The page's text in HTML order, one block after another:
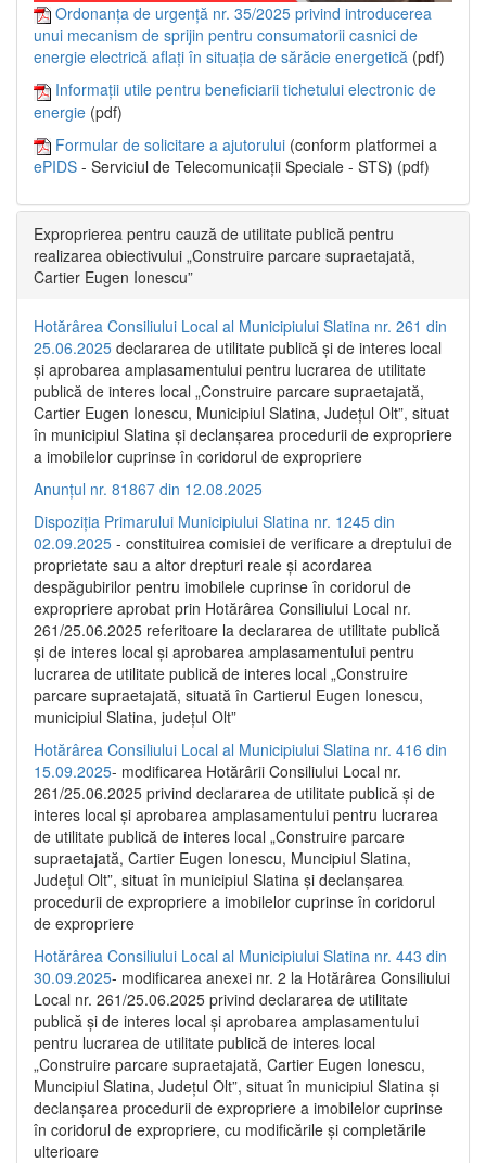
Ordonanța de urgență nr. 35/2025 privind introducerea
unui mecanism de sprijin pentru consumatorii casnici de
energie electrică aflați în situația de sărăcie energetică (pdf)
Informații utile pentru beneficiarii tichetului electronic de
energie (pdf)
Formular de solicitare a ajutorului (conform platformei a
ePIDS - Serviciul de Telecomunicații Speciale - STS) (pdf)
Exproprierea pentru cauză de utilitate publică pentru
realizarea obiectivului „Construire parcare supraetajată,
Cartier Eugen Ionescu”
Hotărârea Consiliului Local al Municipiului Slatina nr. 261 din
25.06.2025 declararea de utilitate publică și de interes local
și aprobarea amplasamentului pentru lucrarea de utilitate
publică de interes local „Construire parcare supraetajată,
Cartier Eugen Ionescu, Municipiul Slatina, Județul Olt”, situat
în municipiul Slatina și declanșarea procedurii de expropriere
a imobilelor cuprinse în coridorul de expropriere
Anunțul nr. 81867 din 12.08.2025
Dispoziția Primarului Municipiului Slatina nr. 1245 din
02.09.2025 - constituirea comisiei de verificare a dreptului de
proprietate sau a altor drepturi reale și acordarea
despăgubirilor pentru imobilele cuprinse în coridorul de
expropriere aprobat prin Hotărârea Consiliului Local nr.
261/25.06.2025 referitoare la declararea de utilitate publică
și de interes local și aprobarea amplasamentului pentru
lucrarea de utilitate publică de interes local „Construire
parcare supraetajată, situată în Cartierul Eugen Ionescu,
municipiul Slatina, județul Olt”
Hotărârea Consiliului Local al Municipiului Slatina nr. 416 din
15.09.2025- modificarea Hotărârii Consiliului Local nr.
261/25.06.2025 privind declararea de utilitate publică și de
interes local și aprobarea amplasamentului pentru lucrarea
de utilitate publică de interes local „Construire parcare
supraetajată, Cartier Eugen Ionescu, Muncipiul Slatina,
Județul Olt”, situat în municipiul Slatina și declanșarea
procedurii de expropriere a imobilelor cuprinse în coridorul
de expropriere
Hotărârea Consiliului Local al Municipiului Slatina nr. 443 din
30.09.2025- modificarea anexei nr. 2 la Hotărârea Consiliului
Local nr. 261/25.06.2025 privind declararea de utilitate
publică şi de interes local şi aprobarea amplasamentului
pentru lucrarea de utilitate publică de interes local
„Construire parcare supraetajată, Cartier Eugen Ionescu,
Muncipiul Slatina, Judeţul Olt”, situat în municipiul Slatina şi
declanşarea procedurii de expropriere a imobilelor cuprinse
în coridorul de expropriere, cu modificările şi completările
ulterioare